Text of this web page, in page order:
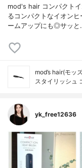
mod's hair コンパクト
るコンパクトなイオン
ームアップにも◎サッ
mod’s hair(モッ
スタイリッシュ
yk_free12636